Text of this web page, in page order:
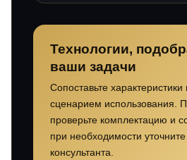
Технологии,
ваши задачи
Сопоставьте
сценарием использования.
проверьте комплектацию и
при необходимости
консультанта.